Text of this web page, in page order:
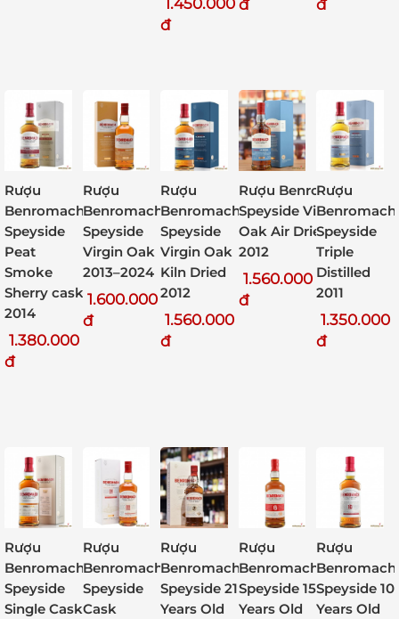
đ
đ đ
Rượu
Benromach
Speyside
Peat
Smoke
Sherry cask
2014
1.380.000
đ
Rượu
Benromach
Speyside
Virgin Oak
2013–2024
1.600.000
đ
Rượu
Benromach
Speyside
Virgin Oak
Kiln Dried
2012
1.560.000
đ
Rượu Benromach
Speyside Virgin
Oak Air Dried
2012
1.560.000
đ
Rượu
Benromach
Speyside
Triple
Distilled
2011
1.350.000
đ
Rượu
Benromach
Speyside
Single Cask
Rượu
Benromach
Speyside
Cask
Rượu
Benromach
Speyside 21
Years Old
Rượu
Benromach
Speyside 15
Years Old
Rượu
Benromach
Speyside 10
Years Old